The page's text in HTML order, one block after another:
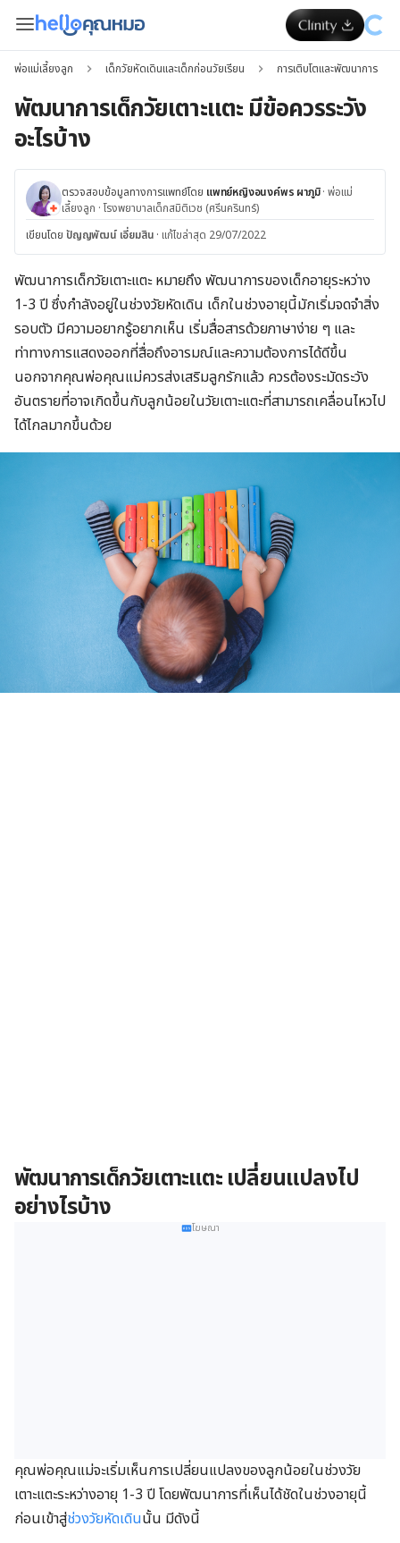
พ่อแม่เลี้ยงลูก เด็กวัยหัดเดินและเด็กก่อนวัยเรียน การเติบโตและพัฒนาการ
พัฒนาการเด็กวัยเตาะแตะ มีข้อควรระวัง
อะไรบ้าง
ตรวจสอบข้อมูลทางการแพทย์โดย แพทย์หญิงอนงค์พร ผาภูมิ·พ่อแม่
เลี้ยงลูก ·โรงพยาบาลเด็กสมิติเวช (ศรีนครินทร์)
เขียนโดย ปัญญพัฒน์ เอี่ยมสิน · แก้ไขล่าสุด 29/07/2022
พัฒนาการเด็กวัยเตาะแตะ หมายถึง พัฒนาการของเด็กอายุระหว่าง
1-3 ปี ซึ่งกำลังอยู่ในช่วงวัยหัดเดิน เด็กในช่วงอายุนี้มักเริ่มจดจำสิ่ง
รอบตัว มีความอยากรู้อยากเห็น เริ่มสื่อสารด้วยภาษาง่าย ๆ และ
ท่าทางการแสดงออกที่สื่อถึงอารมณ์และความต้องการได้ดีขึ้น
นอกจากคุณพ่อคุณแม่ควรส่งเสริมลูกรักแล้ว ควรต้องระมัดระวัง
อันตรายที่อาจเกิดขึ้นกับลูกน้อยในวัยเตาะแตะที่สามารถเคลื่อนไหวไป
ได้ไกลมากขึ้นด้วย
พัฒนาการเด็กวัยเตาะแตะ เปลี่ยนแปลงไป
อย่างไรบ้าง
โฆษณา
คุณพ่อคุณแม่จะเริ่มเห็นการเปลี่ยนแปลงของลูกน้อยในช่วงวัย
เตาะแตะระหว่างอายุ 1-3 ปี โดยพัฒนาการที่เห็นได้ชัดในช่วงอายุนี้
ก่อนเข้าสู่ช่วงวัยหัดเดินนั้น มีดังนี้